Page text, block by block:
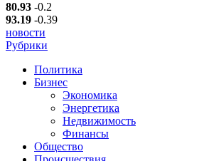
80.93 -0.2
93.19 -0.39
новости
Рубрики
Политика
Бизнес
Экономика
Энергетика
Недвижимость
Финансы
Общество